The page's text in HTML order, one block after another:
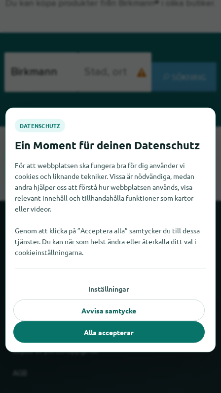
Du kan köpa produkter från Birkmann® i olika butiker.
SÖKNING
Tyvärr kan vi inte hitta Birkmann just nu. Om du vet var
Fakta och siffror
Rättslig
Tryck
Skydd av personuppgifter
För att webbplatsen ska fungera bra för dig använder vi
cookies och liknande tekniker. Vissa är nödvändiga, medan
andra hjälper oss att förstå hur webbplatsen används, visa
relevant innehåll och tillhandahålla funktioner som kartor
eller videor.
Genom att klicka på ”Acceptera alla” samtycker du till dessa
tjänster. Du kan när som helst ändra eller återkalla ditt val i
cookieinställningarna.
Inställningar
Avvisa samtycke
Alla accepterar